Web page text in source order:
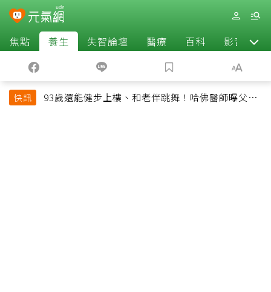
焦點 養生 失智論壇 醫療 百科 影音
快訊
93歲還能健步上樓、和老伴跳舞！哈佛醫師曝父親